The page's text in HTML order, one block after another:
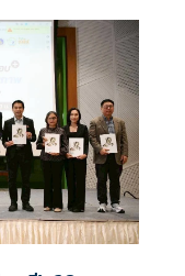
ท่องเที่ยวภาคใต้